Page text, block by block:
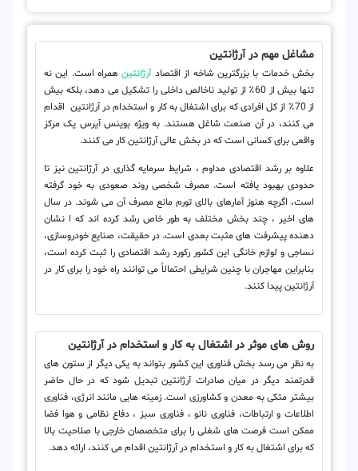
مشاغل مهم در آرژانتین
بخش خدمات با بزرگترین شاخه از اقتصادآرژانتین همراه است. این نه
تنها بیش از 60٪ از تولید ناخالص داخلی را تشکیل می دهد، بلکه بیش
از 70٪ از کل افرادی که برای اشتغال به کار و استخدام در آرژانتین اقدام
می کنند، در آن صنعت شاغل هستند. به ویژه بوینس آیرس یک مرکز
واقعی برای کسانی است که در بخش عالی آرژانتین کار می کنند.
علاوه بر رشد اقتصادی مداوم ، شرایط سرمایه گذاری در آرژانتین نیز تا
حدودی بهبود یافته است. مصرف شخصی روند صعودی به خود گرفته
است، اگرچه هنوز آمارهای بالای تورم مانع مصرف آن می شوند. در سال
های اخیر ، چند بخش مختلف به طور خاص رشد کرده اند که ا نشان
دهنده پیشرفت های مثبت بعدی است. در حقیقت، صنایع خودروسازی،
نساجی و لوازم خانگی این کشور رکورد رشد اقتصادی را ثبت کرده است،
بنابراین مهاجران با چنین شرایطی احتمالاً می توانند راه خود را برای کار در
آرژانتین پیدا کنند.
روش های موثر در اشتغال به کار و استخدام در آرژانتین
به نظر می رسد بخش فناوری این کشور بتواند به یکی دیگر از ستون های
قدرتمند دیگر در میان صادرات آرژانتین تبدیل شود که در حال حاضر
بیشتر متکی به معدن و کشاورزی است. زمینه هایی مانند انرژی، فناوری
اطلاعات و ارتباطات، فناوری نانو ، فناوری سبز ، دفاع نظامی و هوا فضا
ممکن است فرصت های شغلی را برای متخصصان خارجی با صلاحیت بالا
که برای اشتغال به کار و استخدام در آرژانتین اقدام می کنند، ارائه دهد.